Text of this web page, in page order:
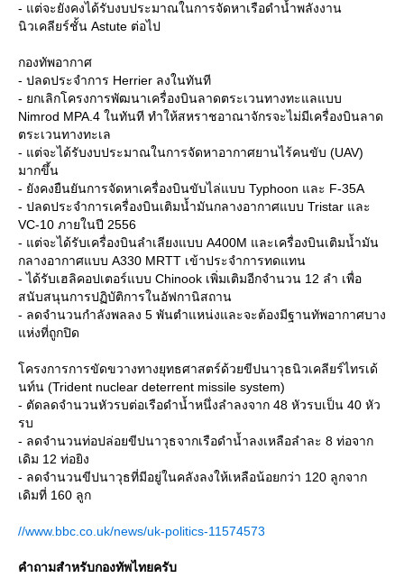
- แต่จะยังคงได้รับงบประมาณในการจัดหาเรือดำน้ำพลังงาน
นิวเคลียร์ชั้น Astute ต่อไป
กองทัพอากาศ
- ปลดประจำการ Herrier ลงในทันที
- ยกเลิกโครงการพัฒนาเครื่องบินลาดตระเวนทางทะแลแบบ
Nimrod MPA.4 ในทันที ทำให้สหราชอาณาจักรจะไม่มีเครื่องบินลาด
ตระเวนทางทะเล
- แต่จะได้รับงบประมาณในการจัดหาอากาศยานไร้คนขับ (UAV)
มากขึ้น
- ยังคงยืนยันการจัดหาเครื่องบินขับไล่แบบ Typhoon และ F-35A
- ปลดประจำการเครื่องบินเติมน้ำมันกลางอากาศแบบ Tristar และ
VC-10 ภายในปี 2556
- แต่จะได้รับเครื่องบินลำเลียงแบบ A400M และเครื่องบินเติมน้ำมัน
กลางอากาศแบบ A330 MRTT เข้าประจำการทดแทน
- ได้รับเฮลิคอปเตอร์แบบ Chinook เพิ่มเติมอีกจำนวน 12 ลำ เพื่อ
สนับสนุนการปฏิบัติการในอัฟกานิสถาน
- ลดจำนวนกำลังพลลง 5 พันตำแหน่งและจะต้องมีฐานทัพอากาศบาง
ห่งที่ถูกปิด
ครงการการขัดขวางทางยุทธศาสตร์ด้วยขีปนาวุธนิวเคลียร์ไทรเด้
นท์น (Trident nuclear deterrent missile system)
- ตัดลดจำนวนหัวรบต่อเรือดำน้ำหนึ่งลำลงจาก 48 หัวรบเป็น 40 หัว
รบ
- ลดจำนวนท่อปล่อยขีปนาวุธจากเรือดำน้ำลงเหลือลำละ 8 ท่อจาก
เดิม 12 ท่อยิง
- ลดจำนวนขีปนาวุธที่มีอยู่ในคลังลงให้เหลือน้อยกว่า 120 ลูกจาก
เดิมที่ 160 ลูก
//www.bbc.co.uk/news/uk-politics-11574573
คำถามสำหรับกองทัพไทยครับ